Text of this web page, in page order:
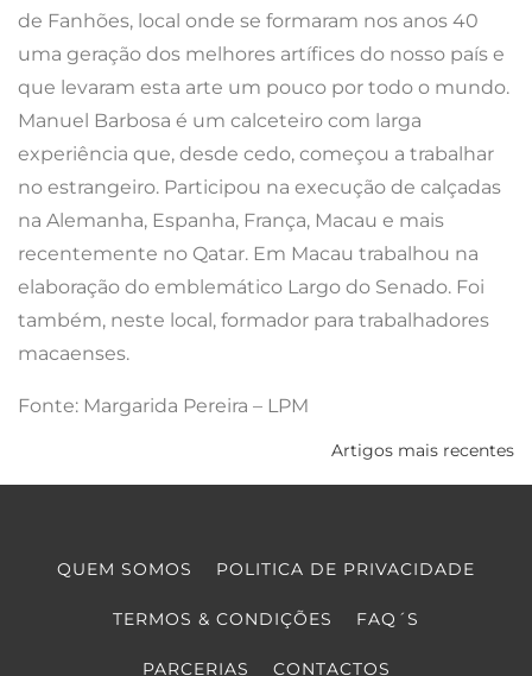
de Fanhões, local onde se formaram nos anos 40
uma geração dos melhores artífices do nosso país e
que levaram esta arte um pouco por todo o mundo.
Manuel Barbosa é um calceteiro com larga
experiência que, desde cedo, começou a trabalhar
no estrangeiro. Participou na execução de calçadas
na Alemanha, Espanha, França, Macau e mais
recentemente no Qatar. Em Macau trabalhou na
elaboração do emblemático Largo do Senado. Foi
também, neste local, formador para trabalhadores
macaenses.
Fonte: Margarida Pereira – LPM
Artigos mais recentes
QUEM SOMOS POLITICA DE PRIVACIDADE
TERMOS & CONDIÇÕES FAQ´S
PARCERIAS CONTACTOS